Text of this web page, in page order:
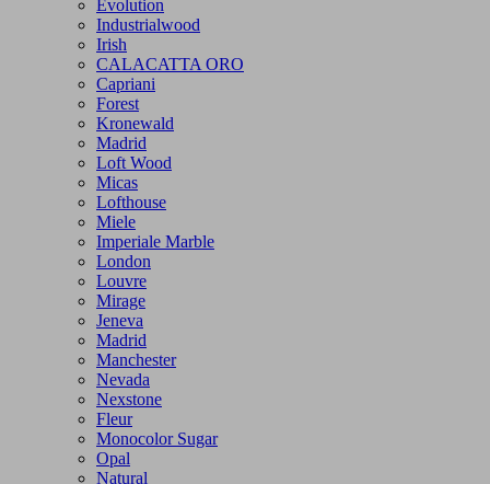
Evolution
Industrialwood
Irish
CALACATTA ORO
Capriani
Forest
Kronewald
Madrid
Loft Wood
Micas
Lofthouse
Miele
Imperiale Marble
London
Louvre
Mirage
Jeneva
Madrid
Manchester
Nevada
Nexstone
Fleur
Monocolor Sugar
Opal
Natural